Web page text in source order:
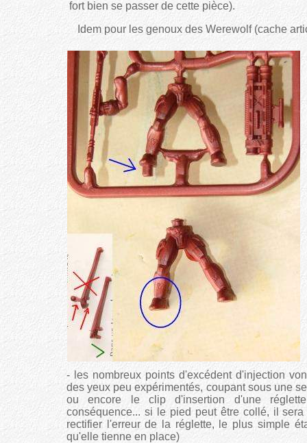
fort bien se passer de cette pièce).
Idem pour les genoux des Werewolf (cache
- les nombreux points d'excédent d'injection
des yeux peu expérimentés, coupant sous une
ou encore le clip d'insertion d'une
conséquence... si le pied peut être collé, il
rectifier l'erreur de la réglette, le plus simple
qu'elle tienne en place)